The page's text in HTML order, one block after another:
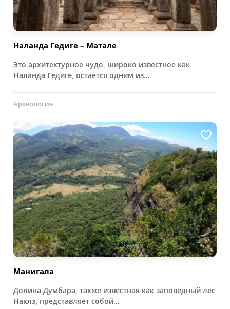
Наланда Гедиге – Матале
Это архитектурное чудо, широко известное как
Наланда Гедиге, остается одним из…
Археология
Манигала
Долина Думбара, также известная как заповедный лес
Наклз, представляет собой…